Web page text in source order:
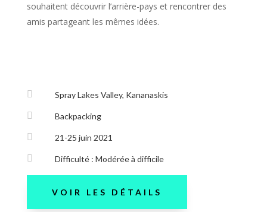
souhaitent découvrir l’arrière-pays et rencontrer des
amis partageant les mêmes idées.
 Spray Lakes Valley, Kananaskis
 Backpacking
 21-25 juin 2021
 Difficulté : Modérée à difficile
VOIR LES DÉTAILS